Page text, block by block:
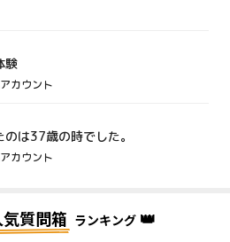
験
カウント
は37歳の時でした。
カウント
気質問箱 ランキング 👑